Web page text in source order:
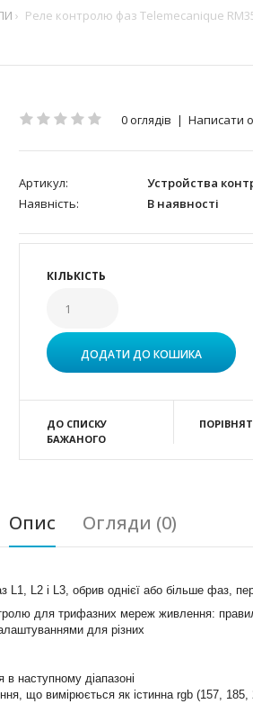
Реле контролю фаз Telemecanique
0 оглядів | Написати
Артикул:
Устройства
Наявність:
В наявності
КІЛЬКІСТЬ
ДО СПИСКУ
БАЖАНОГО
Опис Огляди (0)
L2 і L3, обрив однієї або більше фаз,
для трифазних мереж живлення:
для різних
наступному діапазоні
що вимірюється як істинна rgb (157, 185,